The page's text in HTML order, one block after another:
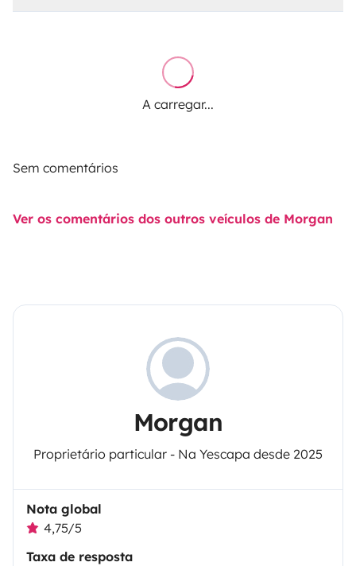
A carregar...
Sem comentários
Ver os comentários dos outros veículos de Morgan
Morgan
Proprietário particular - Na Yescapa desde 2025
Nota global
4,75/5
Taxa de resposta